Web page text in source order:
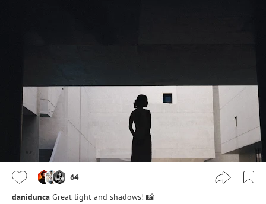
64
danidunca Great light and shadows! 📸